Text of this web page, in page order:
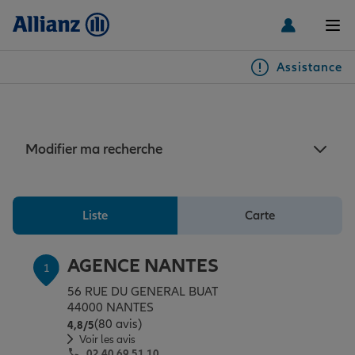
Assistance
Auto
Autres véhicules
Habitation & emprunteur
Équipements habitation
Santé
Famille Loisirs
Modifier ma recherche
Liste Carte
1 AGENCE NANTES
56 RUE DU GENERAL BUAT
44000 NANTES
4,8/5Note de 4.8 sur 5
(80 avis)
Voir les avis